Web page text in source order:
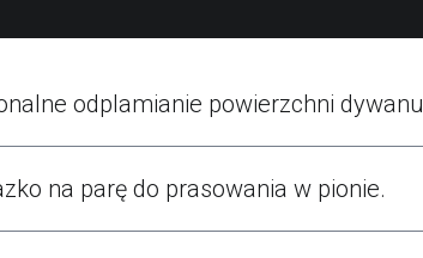
odplamianie powierzchni dywanu
na parę do prasowania w pionie.